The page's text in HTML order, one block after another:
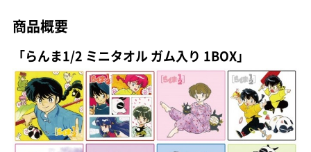
商品概要
「らんま1/2 ミニタオル ガム入り 1BOX」